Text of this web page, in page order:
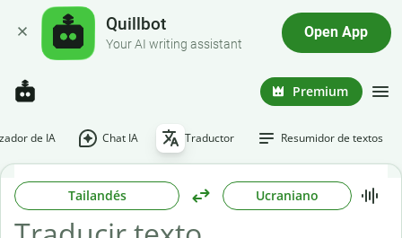
Quillbot
Your AI writing assistant
Open App
Premium
de IA Chat IA Traductor Resumidor de textos
Tailandés Ucraniano